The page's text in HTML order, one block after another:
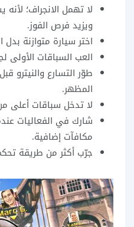
لا تهمل الانجراف؛
ويزيد فرص الفوز.
اختر سيارة متوازنة
العب السباقات الأولى
طوّر التسارع والنيترو
المظهر.
لا تدخل سباقات أعلى
شارك في الفعاليات
مكافآت إضافية.
جرّب أكثر من طريقة